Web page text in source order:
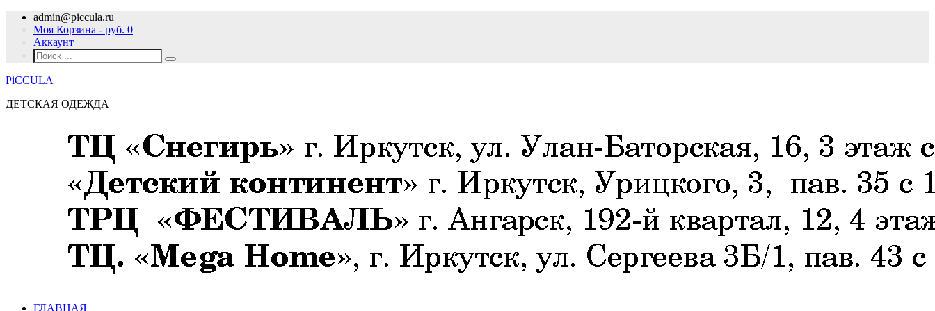
admin@piccula.ru
Моя Корзина - руб. 0
Аккаунт
PiCCULA
ДЕТСКАЯ ОДЕЖДА
ГЛАВНАЯ